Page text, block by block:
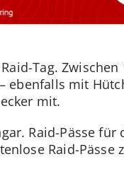
Tag. Zwischen
ebenfalls mit
mit.
Raid-Pässe für
Raid-Pässe